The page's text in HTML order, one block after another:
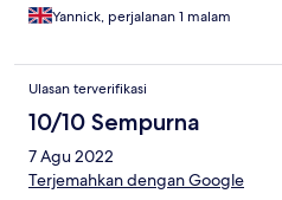
Yannick, perjalanan 1 malam
Ulasan terverifikasi
10/10 Sempurna
7 Agu 2022
Terjemahkan dengan Google